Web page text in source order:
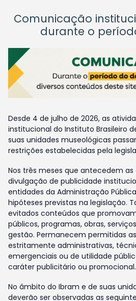
Comunicação
durante o
Desde 4 de julho de 2026, as
institucional do Instituto Brasileiro
suas unidades museológicas
restrições estabelecidas pela
Nos três meses que antecedem as
divulgação de publicidade
entidades da Administração
hipóteses previstas na legislação.
evitados conteúdos que
públicos, programas, obras,
gestão. Permanecem permitidas
estritamente administrativas,
emergenciais ou de utilidade
caráter publicitário ou promocional.
No âmbito do Ibram e de suas
deverão ser observadas as